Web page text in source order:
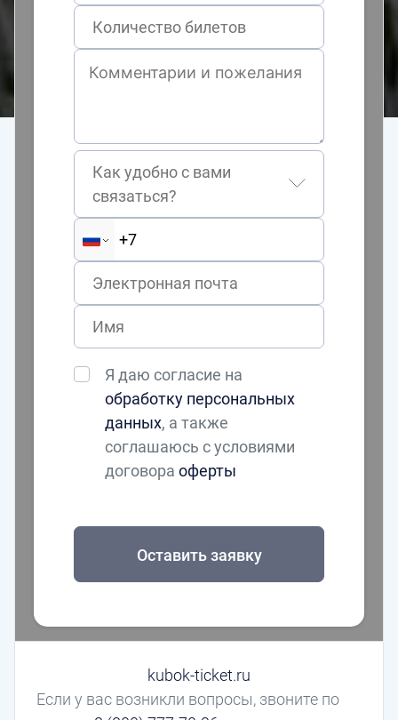
Как удобно с вами
связаться?
Я даю согласие на
обработку персональных
данных, а также
соглашаюсь с условиями
договораоферты
Оставить заявку
Если у вас возникли вопросы, звоните по
kubok-ticket.ru